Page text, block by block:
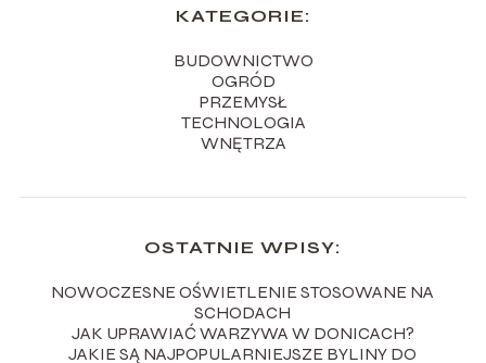
KATEGORIE:
BUDOWNICTWO
OGRÓD
PRZEMYSŁ
TECHNOLOGIA
WNĘTRZA
OSTATNIE WPISY:
NOWOCZESNE OŚWIETLENIE STOSOWANE NA
SCHODACH
JAK UPRAWIAĆ WARZYWA W DONICACH?
JAKIE SĄ NAJPOPULARNIEJSZE BYLINY DO